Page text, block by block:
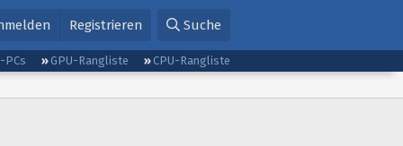
Registrieren Suche
PCs GPU-Rangliste
CPU-Rangliste